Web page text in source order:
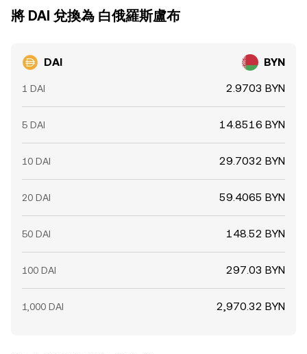
將 DAI 兌換為 白俄羅斯盧布
DAI BYN
1 DAI 2.9703 BYN
5 DAI 14.8516 BYN
10 DAI 29.7032 BYN
20 DAI 59.4065 BYN
50 DAI 148.52 BYN
100 DAI 297.03 BYN
1,000 DAI 2,970.32 BYN